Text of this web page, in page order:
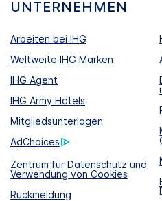
UNTERNEHMEN
Arbeiten bei IHG
Weltweite IHG Marken
IHG Agent
IHG Army Hotels
Mitgliedsunterlagen
AdChoices
Zentrum für Datenschutz und
Verwendung von Cookies
Rückmeldung